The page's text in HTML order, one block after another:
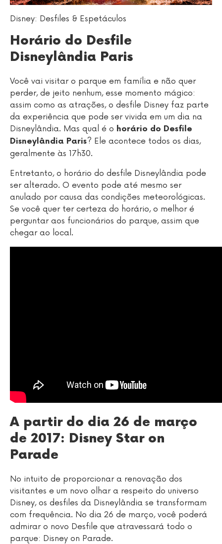
Disney: Desfiles & Espetáculos
Horário do Desfile
Disneylândia Paris
Você vai visitar o parque em família e não quer
perder, de jeito nenhum, esse momento mágico:
assim como as atrações, o desfile Disney faz parte
da experiência que pode ser vivida em um dia na
Disneylândia. Mas qual é o horário do Desfile
Disneylândia Paris? Ele acontece todos os dias,
geralmente às 17h30.
Entretanto, o horário do desfile Disneylândia pode
ser alterado. O evento pode até mesmo ser
anulado por causa das condições meteorológicas.
Se você quer ter certeza do horário, o melhor é
perguntar aos funcionários do parque, assim que
chegar ao local.
A partir do dia 26 de março
de 2017: Disney Star on
Parade
No intuito de proporcionar a renovação dos
visitantes e um novo olhar a respeito do universo
Disney, os desfiles da Disneylândia se transformam
com frequência. No dia 26 de março, você poderá
admirar o novo Desfile que atravessará todo o
parque: Disney on Parade.